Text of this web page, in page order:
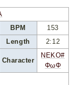
BPM
153
Length 2:12
Character
NEKO#
ΦωΦ